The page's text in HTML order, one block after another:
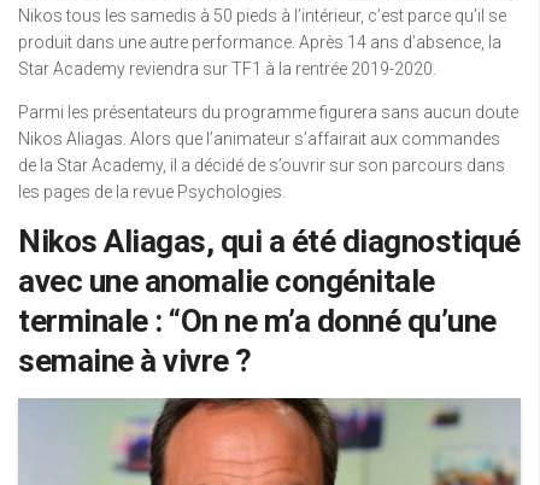
Nikos tous les samedis à 50 pieds à l’intérieur, c’est parce qu’il se
produit dans une autre performance. Après 14 ans d’absence, la
Star Academy reviendra sur TF1 à la rentrée 2019-2020.
Parmi les présentateurs du programme figurera sans aucun doute
Nikos Aliagas. Alors que l’animateur s’affairait aux commandes
de la Star Academy, il a décidé de s’ouvrir sur son parcours dans
les pages de la revue Psychologies.
Nikos Aliagas, qui a été diagnostiqué
avec une anomalie congénitale
terminale : “On ne m’a donné qu’une
semaine à vivre ?